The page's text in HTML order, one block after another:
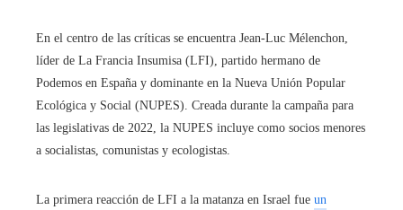
En el centro de las críticas se encuentra Jean-Luc Mélenchon,
líder de La Francia Insumisa (LFI), partido hermano de
Podemos en España y dominante en la Nueva Unión Popular
Ecológica y Social (NUPES). Creada durante la campaña para
las legislativas de 2022, la NUPES incluye como socios menores
a socialistas, comunistas y ecologistas.
La primera reacción de LFI a la matanza en Israel fue un